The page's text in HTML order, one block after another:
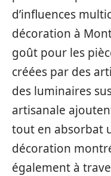
d’influences
décoration à
goût pour les
créées par des
des luminaires
artisanale
tout en absorbat
décoration
également à